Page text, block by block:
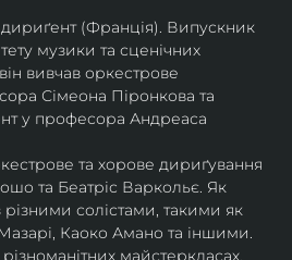
дириґент (Франція). Випускник
музики та сценічних
вивчав оркестрове
Сімеона Піронкова та
у професора Андреаса
та хорове дириґування
та Беатріс Варкольє. Як
солістами, такими як
Каоко Амано та іншими.
майстеркласах,